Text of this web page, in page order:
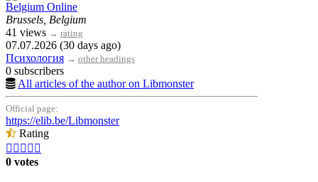
Belgium Online
Brussels, Belgium
41 views → rating
07.07.2026 (30 days ago)
Психология → other headings
0 subscribers
All articles of the author on Libmonster
Official page:
https://elib.be/Libmonster
Rating
    
0 votes